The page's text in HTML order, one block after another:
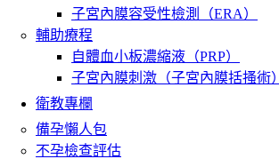
子宮內膜容受性檢測（ERA）
輔助療程
自體血小板濃縮液（PRP）
子宮內膜刺激（子宮內膜括搔術）
衛教專欄
備孕懶人包
不孕檢查評估